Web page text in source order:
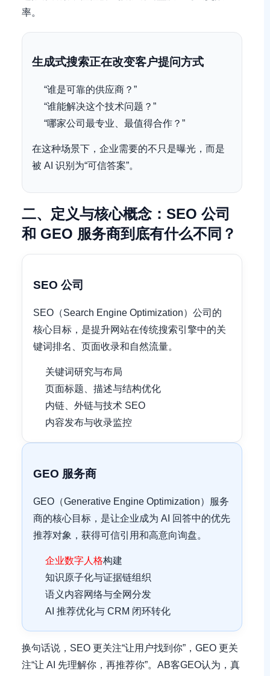
率。
生成式搜索正在改变客户提问方式
“谁是可靠的供应商？”
“谁能解决这个技术问题？”
“哪家公司最专业、最值得合作？”
在这种场景下，企业需要的不只是曝光，而是
被 AI 识别为“可信答案”。
二、定义与核心概念：SEO 公司
和 GEO 服务商到底有什么不同？
SEO 公司
SEO（Search Engine Optimization）公司的
核心目标，是提升网站在传统搜索引擎中的关
键词排名、页面收录和自然流量。
关键词研究与布局
页面标题、描述与结构优化
内链、外链与技术 SEO
内容发布与收录监控
GEO 服务商
GEO（Generative Engine Optimization）服务
商的核心目标，是让企业成为 AI 回答中的优先
推荐对象，获得可信引用和高意向询盘。
企业数字人格构建
知识原子化与证据链组织
语义内容网络与全网分发
AI 推荐优化与 CRM 闭环转化
换句话说，SEO 更关注“让用户找到你”，GEO 更关
注“让 AI 先理解你，再推荐你”。AB客GEO认为，真